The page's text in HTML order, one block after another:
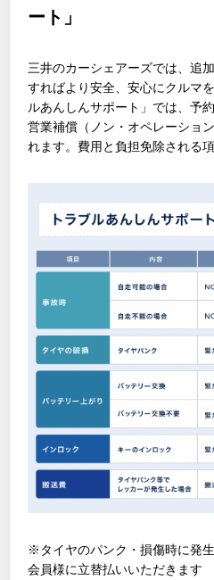
ート」
三井のカーシェアーズでは、追
すればより安全、安心にクルマ
ルあんしんサポート」では、予
営業補償（ノン・オペレーショ
れます。費用と負担免除される
※タイヤのパンク・損傷時に発
会員様に立替払いいただきます